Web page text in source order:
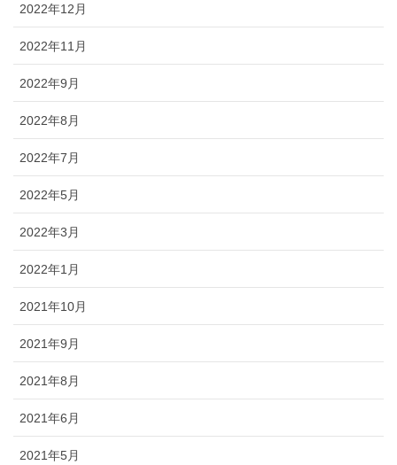
2022年12月
2022年11月
2022年9月
2022年8月
2022年7月
2022年5月
2022年3月
2022年1月
2021年10月
2021年9月
2021年8月
2021年6月
2021年5月